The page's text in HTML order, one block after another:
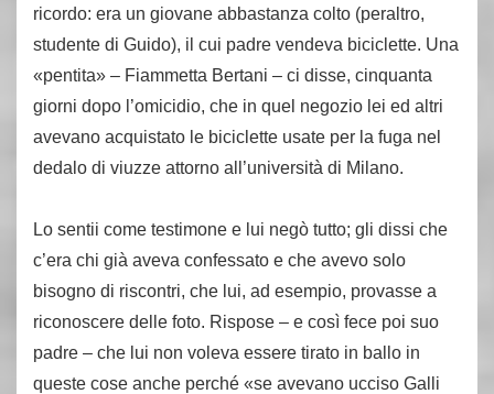
ricordo: era un giovane abbastanza colto (peraltro,
studente di Guido), il cui padre vendeva biciclette. Una
«pentita» – Fiammetta Bertani – ci disse, cinquanta
giorni dopo l’omicidio, che in quel negozio lei ed altri
avevano acquistato le biciclette usate per la fuga nel
dedalo di viuzze attorno all’università di Milano.
Lo sentii come testimone e lui negò tutto; gli dissi che
c’era chi già aveva confessato e che avevo solo
bisogno di riscontri, che lui, ad esempio, provasse a
riconoscere delle foto. Rispose – e così fece poi suo
padre – che lui non voleva essere tirato in ballo in
queste cose anche perché «se avevano ucciso Galli